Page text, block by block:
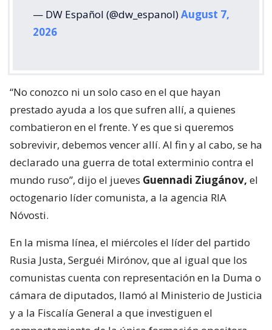
— DW Español (@dw_espanol)August 7,
2026
“No conozco ni un solo caso en el que hayan
prestado ayuda a los que sufren allí, a quienes
combatieron en el frente. Y es que si queremos
sobrevivir, debemos vencer allí. Al fin y al cabo, se ha
declarado una guerra de total exterminio contra el
mundo ruso”, dijo el jueves Guennadi Ziugánov, el
octogenario líder comunista, a la agencia RIA
Nóvosti.
En la misma línea, el miércoles el líder del partido
Rusia Justa, Serguéi Mirónov, que al igual que los
comunistas cuenta con representación en la Duma o
cámara de diputados, llamó al Ministerio de Justicia
y a la Fiscalía General a que investiguen el